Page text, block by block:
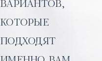
вариантов,
которые
подходят